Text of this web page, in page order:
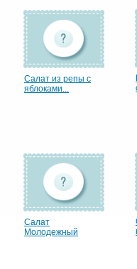
Салат из репы с
яблоками...
Салат
Молодежный